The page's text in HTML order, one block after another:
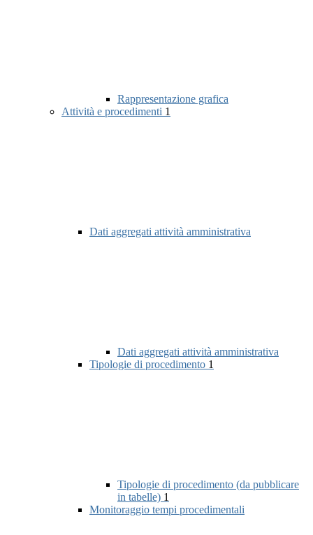
Rappresentazione grafica
Attività e procedimenti 1
Dati aggregati attività amministrativa
Dati aggregati attività amministrativa
Tipologie di procedimento 1
Tipologie di procedimento (da pubblicare
in tabelle) 1
Monitoraggio tempi procedimentali